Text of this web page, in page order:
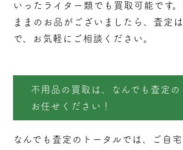
いったライター類でも買取可能です
ままのお品がございましたら、査定
で、お気軽にご相談ください。
不用品の買取は、なんでも査定の
お任せください！
なんでも査定のトータルでは、ご自